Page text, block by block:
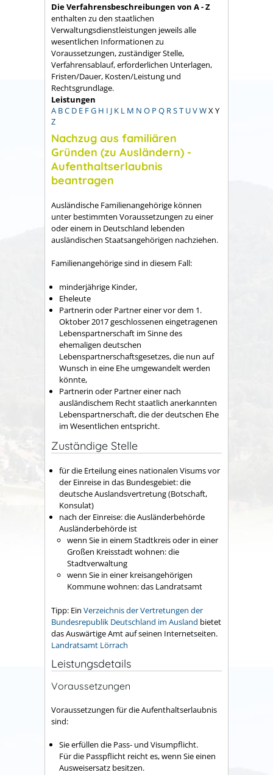
Die Verfahrensbeschreibungen von A - Z
enthalten zu den staatlichen
Verwaltungsdienstleistungen jeweils alle
wesentlichen Informationen zu
Voraussetzungen, zuständiger Stelle,
Verfahrensablauf, erforderlichen Unterlagen,
Fristen/Dauer, Kosten/Leistung und
Rechtsgrundlage.
Leistungen
A BC D E FG H I J K L M N O P Q RST UVWX Y
Z
Nachzug aus familiären
Gründen (zu Ausländern) -
Aufenthaltserlaubnis
beantragen
Ausländische Familienangehörige können
unter bestimmten Voraussetzungen zu einer
oder einem in Deutschland lebenden
ausländischen Staatsangehörigen nachziehen.
Familienangehörige sind in diesem Fall:
minderjährige Kinder,
Eheleute
Partnerin oder Partner einer vor dem 1.
Oktober 2017 geschlossenen eingetragenen
Lebenspartnerschaft im Sinne des
ehemaligen deutschen
Lebenspartnerschaftsgesetzes, die nun auf
Wunsch in eine Ehe umgewandelt werden
könnte,
Partnerin oder Partner einer nach
ausländischem Recht staatlich anerkannten
Lebenspartnerschaft, die der deutschen Ehe
im Wesentlichen entspricht.
Zuständige Stelle
für die Erteilung eines nationalen Visums vor
der Einreise in das Bundesgebiet: die
deutsche Auslandsvertretung (Botschaft,
Konsulat)
nach der Einreise: die Ausländerbehörde
Ausländerbehörde ist
wenn Sie in einem Stadtkreis oder in einer
Großen Kreisstadt wohnen: die
Stadtverwaltung
wenn Sie in einer kreisangehörigen
Kommune wohnen: das Landratsamt
Tipp: Ein Verzeichnis der Vertretungen der
Bundesrepublik Deutschland im Ausland bietet
das Auswärtige Amt auf seinen Internetseiten.
Landratsamt Lörrach
Leistungsdetails
Voraussetzungen
Voraussetzungen für die Aufenthaltserlaubnis
sind:
Sie erfüllen die Pass- und Visumpflicht.
Für die Passpflicht reicht es, wenn Sie einen
Ausweisersatz besitzen.